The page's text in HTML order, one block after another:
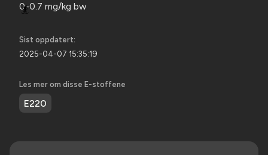
0-0.7 mg/kg bw
Sist oppdatert:
2025-04-07 15:35:19
Les mer om disse E-stoffene
E220
🪳